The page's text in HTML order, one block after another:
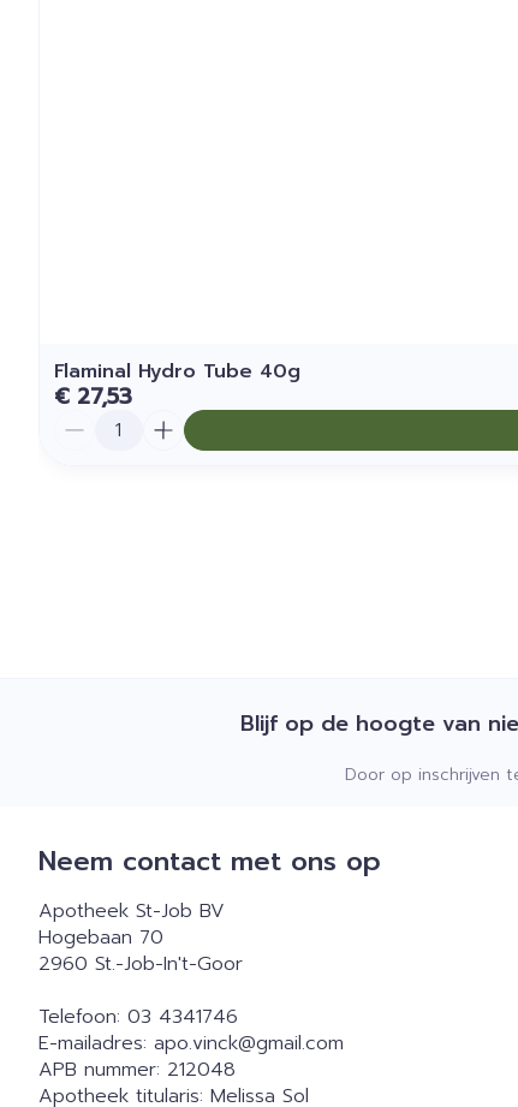
Flaminal Hydro Tube 40g
€ 27,53
Blijf op de hoogte van
Door op inschrijven
Neem contact met ons op
Apotheek St-Job BV
Hogebaan 70
2960 St.-Job-In't-Goor
Telefoon: 03 4341746
E-mailadres: apo.vinck@gmail.com
APB nummer: 212048
Apotheek titularis: Melissa Sol